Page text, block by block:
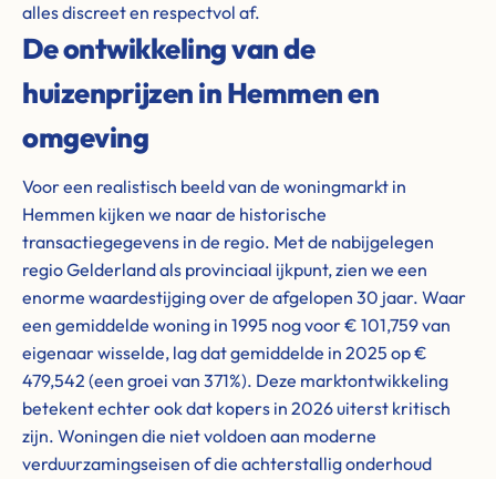
alles discreet en respectvol af.
De ontwikkeling van de
huizenprijzen in Hemmen en
omgeving
Voor een realistisch beeld van de woningmarkt in
Hemmen kijken we naar de historische
transactiegegevens in de regio. Met de nabijgelegen
regio Gelderland als provinciaal ijkpunt, zien we een
enorme waardestijging over de afgelopen 30 jaar. Waar
een gemiddelde woning in 1995 nog voor € 101,759 van
eigenaar wisselde, lag dat gemiddelde in 2025 op €
479,542 (een groei van 371%). Deze marktontwikkeling
betekent echter ook dat kopers in 2026 uiterst kritisch
zijn. Woningen die niet voldoen aan moderne
verduurzamingseisen of die achterstallig onderhoud